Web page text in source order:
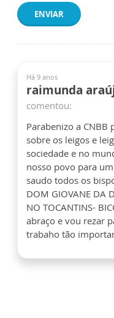
ENVIAR
Há 9 anos
raimunda
comentou:
Parabenizo a
sobre os leigos e
sociedade e no
nosso povo para
saudo todos os
DOM GIOVANE DA
NO TOCANTINS-
abraço e vou rezar
trabaho tão